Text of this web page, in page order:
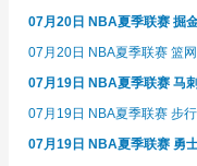
07月20日 NBA夏季联赛 掘
07月20日 NBA夏季联赛 篮
07月19日 NBA夏季联赛 马
07月19日 NBA夏季联赛 步
07月19日 NBA夏季联赛 勇